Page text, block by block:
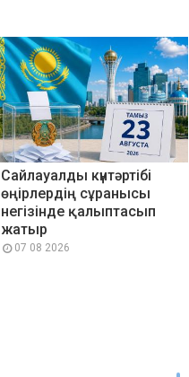
Сайлауалды күнтәртібі
өңірлердің сұранысы
негізінде қалыптасып
жатыр
07 08 2026